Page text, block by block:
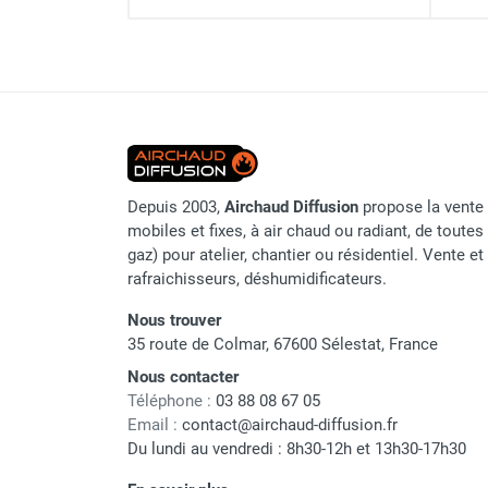
Chauffe terrasse aux pellets
Chauffage infrarouge fixe mur et
plafond
Chauffage radiant électrique
Chauffage Infrarouge électrique fixe
Panneau rayonnant
Lustre infrarouge électrique
suspendu
Réglette et cassette rayonnante
Chauffage tube radiant et radiant
lumineux au gaz
Chauffage radiant tube suspendu
Poids
Marque
Origine
Rideau d'air ambiant
Depuis 2003, Airchaud Diffusion propose la
mobiles et fixes, à air chaud ou radiant, de
gaz) pour atelier, chantier ou résidentiel. Vente
rafraichisseurs, déshumidificateurs.
Nous trouver
35 route de Colmar, 67600 Sélestat, France
Nous contacter
Téléphone : 03 88 08 67 05
Email : contact@airchaud-diffusion.fr
Du lundi au vendredi : 8h30-12h et 13h30-17h30